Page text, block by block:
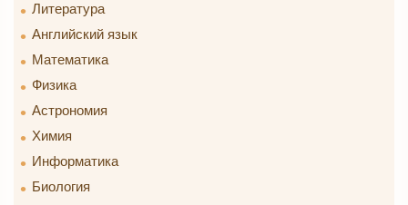
Литература
Английский язык
Математика
Физика
Астрономия
Химия
Информатика
Биология